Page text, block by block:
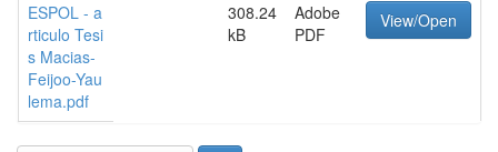
ESPOL - a
rticulo Tesi
s Macias-
Feijoo-Yau
lema.pdf
308.24
kB
Adobe
PDF
View/Open